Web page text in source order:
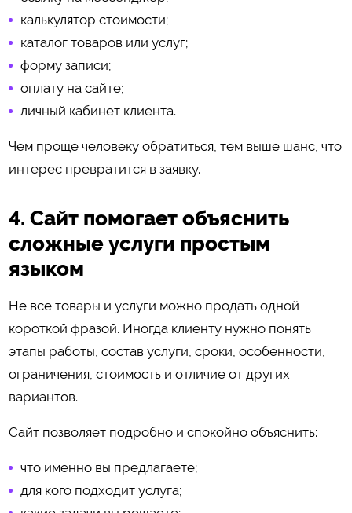
калькулятор стоимости;
каталог товаров или услуг;
форму записи;
оплату на сайте;
личный кабинет клиента.
Чем проще человеку обратиться, тем выше шанс, что
интерес превратится в заявку.
4. Сайт помогает объяснить
сложные услуги простым
языком
Не все товары и услуги можно продать одной
короткой фразой. Иногда клиенту нужно понять
этапы работы, состав услуги, сроки, особенности,
ограничения, стоимость и отличие от других
вариантов.
Сайт позволяет подробно и спокойно объяснить:
что именно вы предлагаете;
для кого подходит услуга;